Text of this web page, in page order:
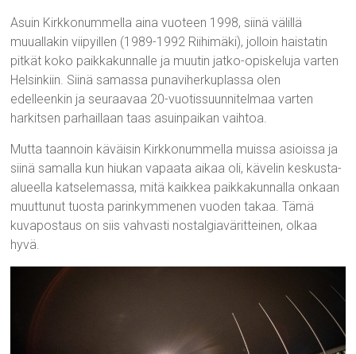
Asuin Kirkkonummella aina vuoteen 1998, siinä välillä
muuallakin viipyillen (1989-1992 Riihimäki), jolloin haistatin
pitkät koko paikkakunnalle ja muutin jatko-opiskeluja varten
Helsinkiin. Siinä samassa punaviherkuplassa olen
edelleenkin ja seuraavaa 20-vuotissuunnitelmaa varten
harkitsen parhaillaan taas asuinpaikan vaihtoa.
Mutta taannoin käväisin Kirkkonummella muissa asioissa ja
siinä samalla kun hiukan vapaata aikaa oli, kävelin keskusta-
alueella katselemassa, mitä kaikkea paikkakunnalla onkaan
muuttunut tuosta parinkymmenen vuoden takaa. Tämä
kuvapostaus on siis vahvasti nostalgiaväritteinen, olkaa
hyvä.